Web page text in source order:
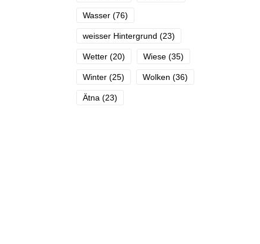
Wasser (76)
weisser Hintergrund (23)
Wetter (20) Wiese (35)
Winter (25) Wolken (36)
Ätna (23)